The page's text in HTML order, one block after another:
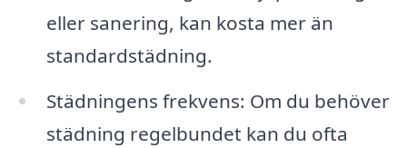
eller sanering, kan kosta mer än
standardstädning.
Städningens frekvens: Om du behöver
städning regelbundet kan du ofta